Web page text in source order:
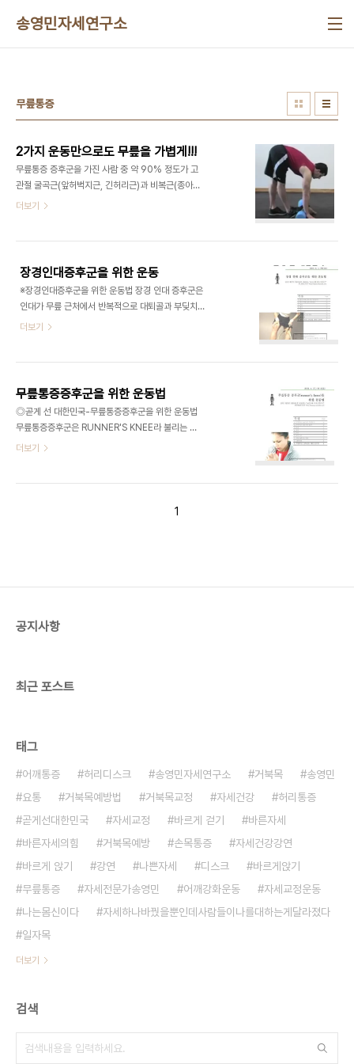
송영민자세연구소
무릎통증
2가지 운동만으로도 무릎을 가볍게!!!
무릎통증 증후군을 가진 사람 중 약 90% 정도가 고
관절 굴곡근(앞허벅지근, 긴허리근)과 비복근(종아리
근)의 과긴장으로 발생됩니다. 그러므로 이 근육들을
(Calf/Hamstring Stretching) 그림과 같이 선
자세에서 계단이나 발받침 등을 이용하여 발끝을 세
워주세요. 무릎을 편 상태에서 허리를 접는다고 생각
하고 배꼽을 허벅지쪽으로 붙이려고 노력합니다. (과
하게 손을 뻗으려고 노력하지 않는 것이 좋습니다.)
에서 1~5분 스트레칭을 해주세요. 반대쪽을 동일한
더보기
장경인대증후군을 위한 운동
※장경인대증후군을 위한 운동법 장경 인대 증후군은
인대가 무릎 근처에서 반복적으로 대퇴골과 부딪치
며 마찰을 일으켜 염증이 생기면서 발생합니다. 주요
며, 허벅지와 골반주변의 근육들의 밸런스가 좋지 않
을 가능성이 높습니다. ※박스 안의 글씨를 클릭하시
면 파일을 다운받으실 수 있습니다. ※자료를 실행할
수 없는 분들은
http://get.adobe.com/kr/reader/ 에 접속하셔
선 대한민국 운동법 시리즈는 여러분들의 요청으로
더보기
무릎통증증후군을 위한 운동법
◎곧게 선 대한민국-무릎통증증후군을 위한 운동법
무릎통증증후군은 RUNNER'S KNEE라 불리는 질
환입니다. 걷기, 달리기, 자전거 타기 등 무릎을 사용
주변의 근육을 스트레칭하고 강화하는 훈련을 하는
랍니다. 곧게 선 대한민국 운동법 시리즈는 여러분들
골격계질환이나 자세교정과 관련된 운..
더보기
1
공지사항
최근 포스트
태그
어깨통증 허리디스크 송영민자세연구소 거북목
송영민
요통
거북목예방법 거북목교정 자세건강
허리통증
곧게선대한민국
자세교정 바르게 걷기
바른자세
바른자세의힘
거북목예방 손목통증
자세건강강연
바르게 앉기
강연 나쁜자세 디스크
바르게앉기
무릎통증
자세전문가송영민 어깨강화운동
자세교정운동
나는몸신이다
자세하나바꿨을뿐인데사람들이나를대하는게달라졌다
일자목
더보기
검색